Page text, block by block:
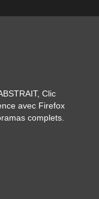
Clic
avec Firefox
complets.